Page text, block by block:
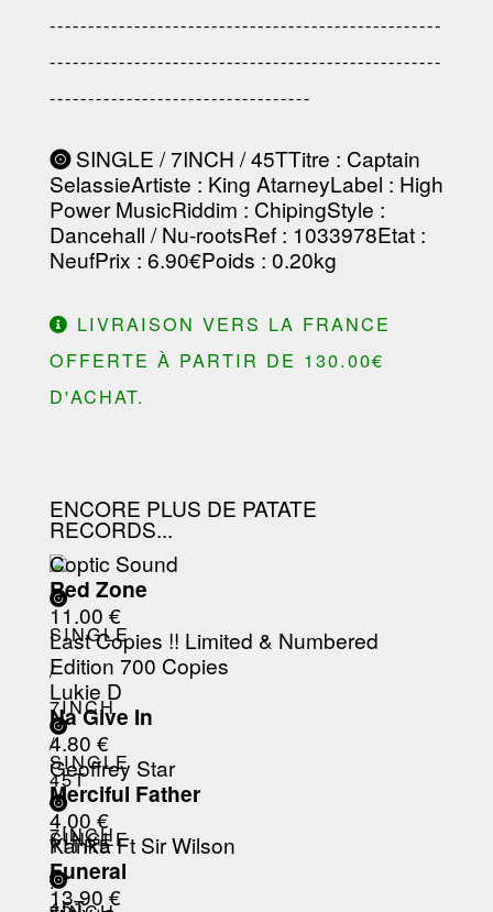
---------------------------------------------------
---------------------------------------------------
----------------------------------
SINGLE / 7INCH / 45TTitre : Captain
SelassieArtiste : King AtarneyLabel : High
Power MusicRiddim : ChipingStyle :
Dancehall / Nu-rootsRef: 1033978Etat:
NeufPrix : 6.90€Poids : 0.20kg
LIVRAISON VERS LA FRANCE
OFFERTE À PARTIR DE 130.00€
D'ACHAT.
ENCORE PLUS DE PATATE
RECORDS...
SINGLE
/
7INCH
/
45T
TITRE
:
Coptic Sound
Red Zone
11.00 €
Last Copies !! Limited & Numbered
Edition 700 Copies
SINGLE
/
7INCH
/
45T
Lukie D
Na Give In
4.80 €
SINGLE
/
Geoffrey Star
Merciful Father
4.00 €
Kanka Ft Sir Wilson
Funeral
13.90 €